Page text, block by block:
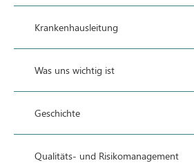
Krankenhausleitung
Was uns wichtig ist
Geschichte
Qualitäts- und Risikomanagement